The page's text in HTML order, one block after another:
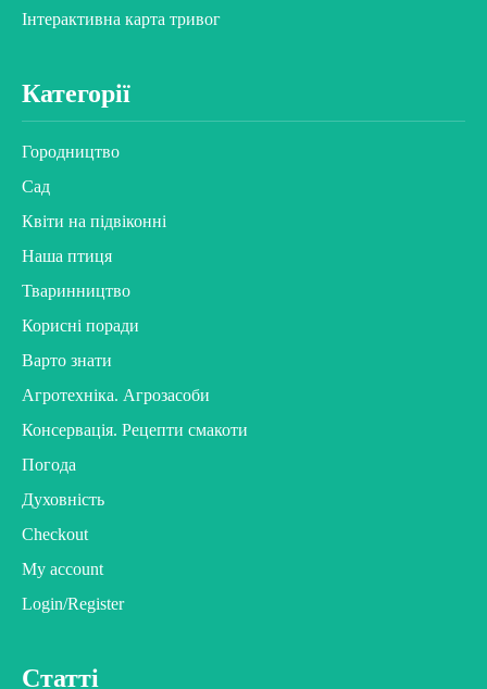
Інтерактивна карта тривог
Категорії
Городництво
Сад
Квіти на підвіконні
Наша птиця
Тваринництво
Корисні поради
Варто знати
Агротехніка. Агрозасоби
Консервація. Рецепти смакоти
Погода
Духовність
Checkout
My account
Login/Register
Статті